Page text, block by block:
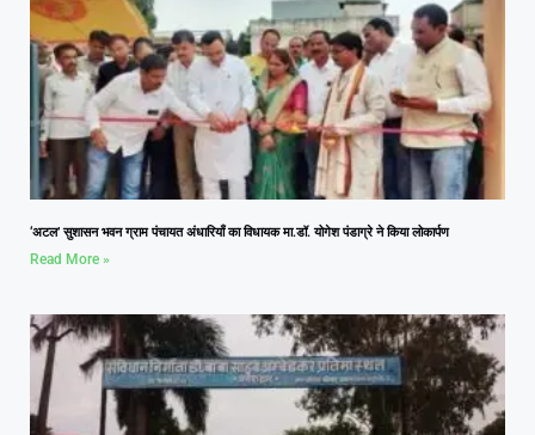
‘अटल’ सुशासन भवन ग्राम पंचायत अंधारियाँ का विधायक मा.डॉ. योगेश पंडाग्रे ने किया लोकार्पण
Read More »